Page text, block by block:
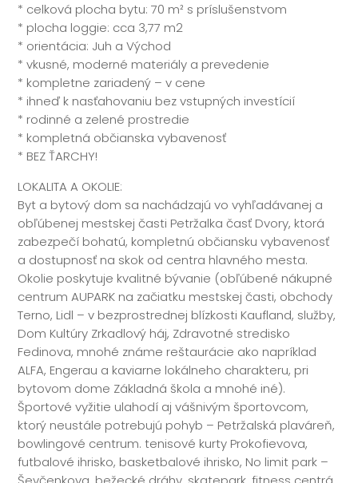
* celková plocha bytu: 70 m² s príslušenstvom
* plocha loggie: cca 3,77 m2
* orientácia: Juh a Východ
* vkusné, moderné materiály a prevedenie
* kompletne zariadený – v cene
* ihneď k nasťahovaniu bez vstupných investícií
* rodinné a zelené prostredie
* kompletná občianska vybavenosť
* BEZ ŤARCHY!
LOKALITA A OKOLIE:
Byt a bytový dom sa nachádzajú vo vyhľadávanej a
obľúbenej mestskej časti Petržalka časť Dvory, ktorá
zabezpečí bohatú, kompletnú občiansku vybavenosť
a dostupnosť na skok od centra hlavného mesta.
Okolie poskytuje kvalitné bývanie (obľúbené nákupné
centrum AUPARK na začiatku mestskej časti, obchody
Terno, Lidl – v bezprostrednej blízkosti Kaufland, služby,
Dom Kultúry Zrkadlový háj, Zdravotné stredisko
Fedinova, mnohé známe reštaurácie ako napríklad
ALFA, Engerau a kaviarne lokálneho charakteru, pri
bytovom dome Základná škola a mnohé iné).
Športové vyžitie ulahodí aj vášnivým športovcom,
ktorý neustále potrebujú pohyb – Petržalská plaváreň,
bowlingové centrum. tenisové kurty Prokofievova,
futbalové ihrisko, basketbalové ihrisko, No limit park –